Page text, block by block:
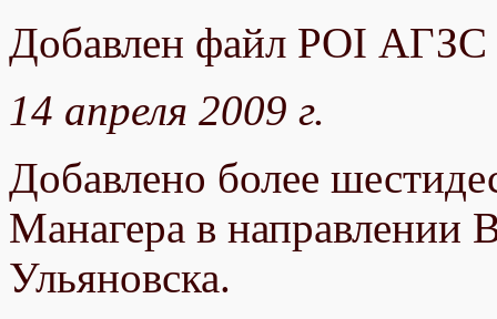
Добавлен файл POI АГЗС
14 апреля 2009 г.
Добавлено более
Манагера в направлении
Ульяновска.